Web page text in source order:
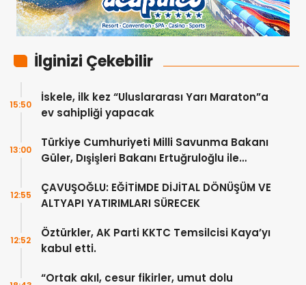
İlginizi Çekebilir
İskele, ilk kez “Uluslararası Yarı Maraton”a
ev sahipliği yapacak
15:50
Türkiye Cumhuriyeti Milli Savunma Bakanı
Güler, Dışişleri Bakanı Ertuğruloğlu ile
13:00
ÇAVUŞOĞLU: EĞİTİMDE DİJİTAL DÖNÜŞÜM VE
ALTYAPI YATIRIMLARI SÜRECEK
12:55
Öztürkler, AK Parti KKTC Temsilcisi Kaya’yı
kabul etti.
12:52
“Ortak akıl, cesur fikirler, umut dolu